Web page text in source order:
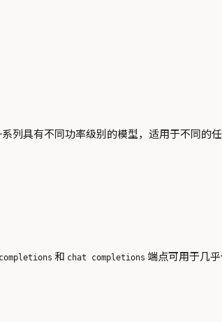
具有不同功率级别的模型，适用于不同的
completions 和 chat completions 端点可用于几